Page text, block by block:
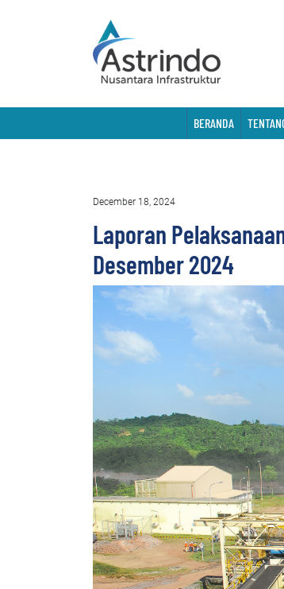
BERANDA
December 18, 2024
Laporan
Desember 2024